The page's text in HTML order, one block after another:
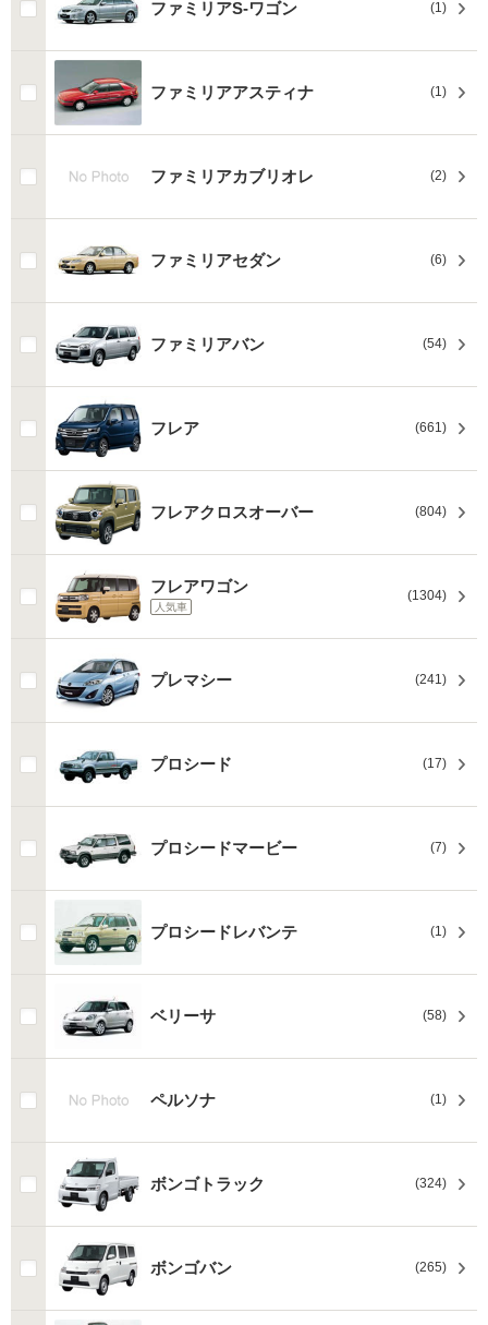
ファミリアS-ワゴン (1)
ファミリアアスティナ (1)
ファミリアカブリオレ (2)
ファミリアセダン (6)
ファミリアバン (54)
フレア (661)
フレアクロスオーバー (804)
フレアワゴン
人気車
(1304)
プレマシー (241)
プロシード (17)
プロシードマービー (7)
プロシードレバンテ (1)
ベリーサ (58)
ペルソナ (1)
ボンゴトラック (324)
ボンゴバン (265)